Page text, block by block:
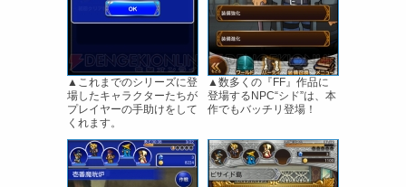
▲これまでのシリーズに登
場したキャラクターたちが
プレイヤーの手助けをして
くれます。
▲数多くの『FF』作品に
登場するNPC“シド”は、本
作でもバッチリ登場！